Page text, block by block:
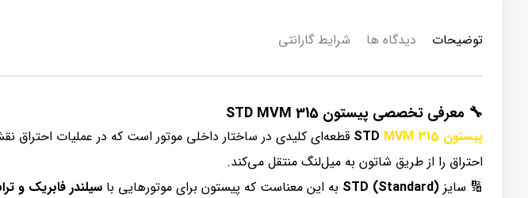
توضیحات دیدگاه ها شرایط گارانتی
🔧 معرفی تخصصی پیستون STD MVM 315
پیستون MVM 315
قطعه‌ای کلیدی در ساختار داخلی موتور است که در عملیات احتراق
احتراق را از طریق شاتون به میل‌لنگ منتقل می‌کند.
🔢 سایز STD (Standard) به این معناست که پیستون برای موتورهایی با سیلندر فابریک و